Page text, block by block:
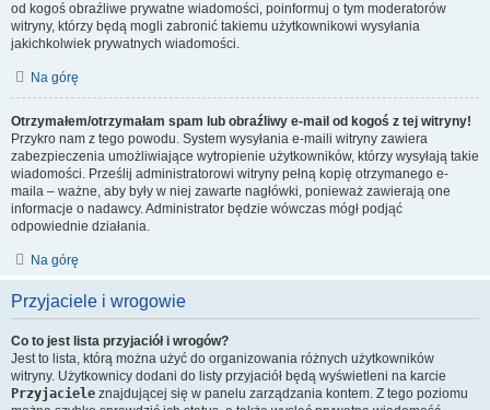
od kogoś obraźliwe prywatne wiadomości, poinformuj o tym moderatorów
witryny, którzy będą mogli zabronić takiemu użytkownikowi wysyłania
jakichkolwiek prywatnych wiadomości.
Na górę
Otrzymałem/otrzymałam spam lub obraźliwy e-mail od kogoś z tej witryny!
Przykro nam z tego powodu. System wysyłania e-maili witryny zawiera
zabezpieczenia umożliwiające wytropienie użytkowników, którzy wysyłają takie
wiadomości. Prześlij administratorowi witryny pełną kopię otrzymanego e-
maila – ważne, aby były w niej zawarte nagłówki, ponieważ zawierają one
informacje o nadawcy. Administrator będzie wówczas mógł podjąć
odpowiednie działania.
Na górę
Przyjaciele i wrogowie
Co to jest lista przyjaciół i wrogów?
Jest to lista, którą można użyć do organizowania różnych użytkowników
witryny. Użytkownicy dodani do listy przyjaciół będą wyświetleni na karcie
Przyjaciele znajdującej się w panelu zarządzania kontem. Z tego poziomu